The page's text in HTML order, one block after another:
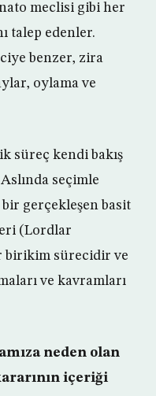
meclisi gibi her
talep edenler.
benzer, zira
oylama ve
süreç kendi bakış
Aslında seçimle
gerçekleşen basit
(Lordlar
birikim sürecidir ve
ve kavramları
neden olan
içeriği